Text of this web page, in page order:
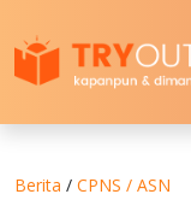
Berita / CPNS / ASN